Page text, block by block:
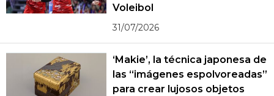
Voleibol
31/07/2026
‘Makie’, la técnica japonesa de
las “imágenes espolvoreadas”
para crear lujosos objetos